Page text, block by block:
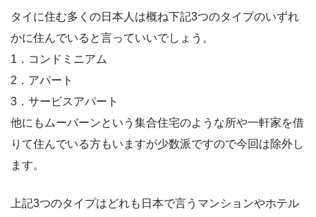
タイに住む多くの日本人は概ね下記3つのタイプのいずれ
かに住んでいると言っていいでしょう。
1．コンドミニアム
2．アパート
3．サービスアパート
他にもムーバーンという集合住宅のような所や一軒家を借
りて住んでいる方もいますが少数派ですので今回は除外し
ます。
上記3つのタイプはどれも日本で言うマンションやホテル